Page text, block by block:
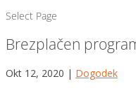
Select Page
Brezplačen
Okt 12, 2020 | Dogodek